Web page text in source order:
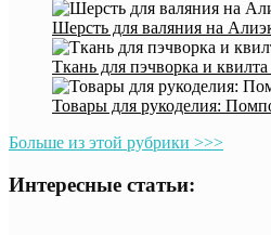
Шерсть для валяния на
Ткань для пэчворка и
Товары для рукоделия:
Больше из этой рубрики >>>
Интересные статьи: